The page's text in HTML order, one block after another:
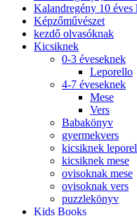
Kalandregény 10 éves
Képzőművészet
kezdő olvasóknak
Kicsiknek
0-3 éveseknek
Leporello
4-7 éveseknek
Mese
Vers
Babakönyv
gyermekvers
kicsiknek
kicsiknek mese
ovisoknak mese
ovisoknak vers
puzzlekönyv
Kids Books